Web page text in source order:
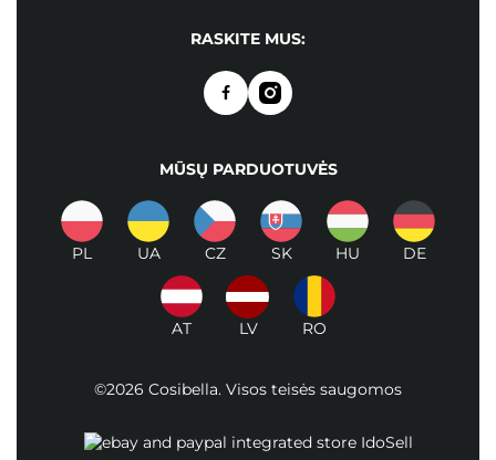
RASKITE MUS:
MŪSŲ PARDUOTUVĖS
PL UA CZ SK HU DE
AT LV RO
©2026 Cosibella. Visos teisės saugomos